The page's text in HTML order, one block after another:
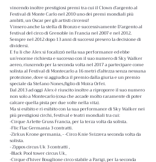
vincendo inoltre prestigiosi premi tra cui il Clown d’argento al
Festival di Monte Carlo nel 2010 uno dei premi mondiali più
ambiti, un Oscar per gli artisti circensi!
Vinsero anche la stella di Bronzo e successivamente D’argento al
festival del circo di Grenoble in Francia nel 2007 e nel 2012.
Sempre nel 2012 dopo 13 anni di successi presero la decisione di
dividersi.
E fu li che Alex si focalizzò nella sua performance ed ebbe
un’enorme richiesta e successo con il suo numero di Sky Walker
aereo, riuscendo per la seconda volta nel 2017 a partecipare come
solista al Festival di Montecarlo a 16 metri d’altezza senza nessuna
protezione, dove si aggiudica il premio dalla giuria e un premio
speciale da Stefano Nones,figlio di Moira Orfei.
Dal 2013 ad oggi Alex è riuscito inoltre a riproporre il suo numero
non solo a Montecarlo (cosa che accade molto raramente di poter
calcare quella pista per due volte nella vita).
Ma si esibito e ri esibito con la sua performance di Sky Walker nei
più prestigiosi circhi, festival e teatri mondiali tra cui:
-Cirque Arlette Gruss Francia, per la terza volta da solista.
-Flic Flac Germania 3 contratti.
-Zirkus Krone germania, - -Circo Knie Svizzera seconda volta da
solista.
- Zippos circus Uk 3 contratti ,
-Black Pool tower circus Uk,
-Cirque d’hiver Bouglione circo stabile a Parigi, per la seconda